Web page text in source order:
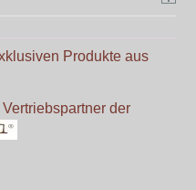
Produkte aus
der